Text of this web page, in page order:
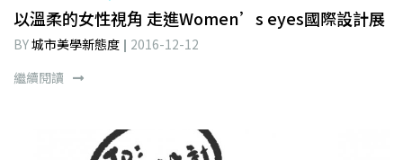
以溫柔的女性視角 走進Women’s eyes國際設計展
BY城市美學新態度
2016-12-12
繼續閱讀